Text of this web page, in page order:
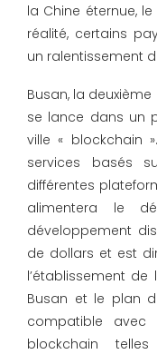
la Chine éternue,
réalité, certains
un ralentissement
Busan, la
se lance dans un
ville « blockchain
services basés
différentes
alimentera le
développement
de dollars et est
l’établissement de
Busan et le plan
compatible avec
blockchain